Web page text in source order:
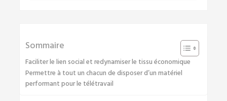
Sommaire
Faciliter le lien social et redynamiser le tissu économique
Permettre à tout un chacun de disposer d’un matériel
performant pour le télétravail